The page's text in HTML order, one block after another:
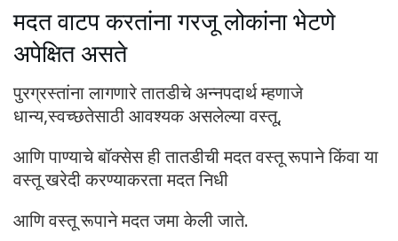
मदत वाटप करतांना गरजू लोकांना भेटणे
अपेक्षित असते
पुरग्रस्तांना लागणारे तातडीचे अन्नपदार्थ म्हणाजे
धान्य,स्वच्छतेसाठी आवश्यक असलेल्या वस्तू,
आणि पाण्याचे बॉक्सेस ही तातडीची मदत वस्तू रूपाने किंवा या
वस्तू खरेदी करण्याकरता मदत निधी
आणि वस्तू रूपाने मदत जमा केली जाते.